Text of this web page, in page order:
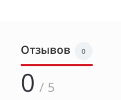
Отзывов 0
0 / 5